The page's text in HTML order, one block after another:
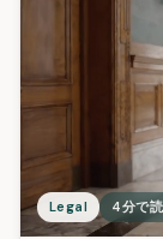
Legal 4分で